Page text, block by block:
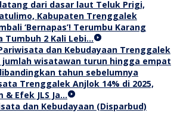
‘Bernapas’! Terumbu Karang
Tumbuh 2 Kali Lebi…
Trenggalek Anjlok 14% di 2025,
& Efek JLS Ja…